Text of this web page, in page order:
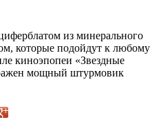
из минерального
которые подойдут к любому
киноэпопеи «Звездные
мощный штурмовик